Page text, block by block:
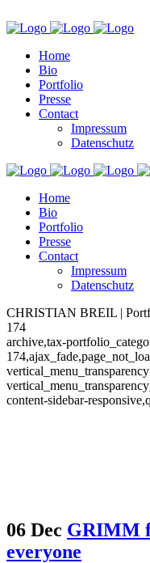
Home
Bio
Portfolio
Presse
Contact
Impressum
Datenschutz
Home
Bio
Portfolio
Presse
Contact
Impressum
Datenschutz
CHRISTIAN BREIL |
174
archive,tax-
vertical_menu_transparency
content-sidebar-
06 Dec GRIMM
everyone